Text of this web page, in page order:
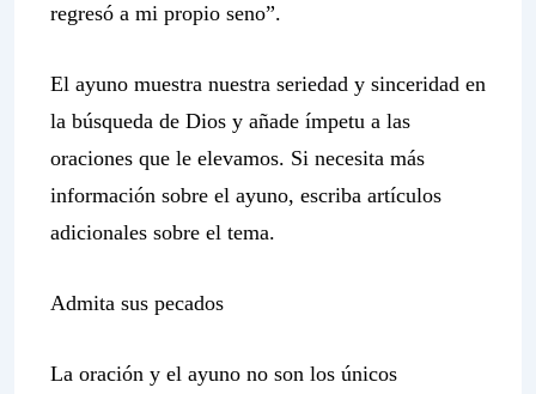
regresó a mi propio seno”.
El ayuno muestra nuestra seriedad y sinceridad en
la búsqueda de Dios y añade ímpetu a las
oraciones que le elevamos. Si necesita más
información sobre el ayuno, escriba artículos
adicionales sobre el tema.
Admita sus pecados
La oración y el ayuno no son los únicos